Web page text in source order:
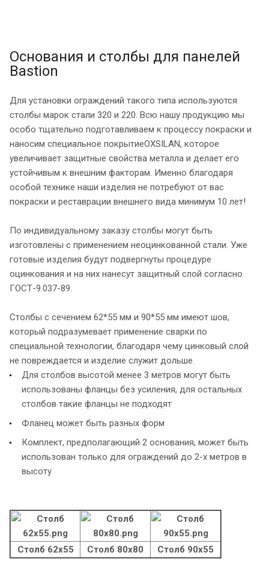
Основания и столбы для панелей
Bastion
Для установки ограждений такого типа используются
столбы марок стали 320 и 220. Всю нашу продукцию мы
особо тщательно подготавливаем к процессу покраски и
наносим специальное покрытиеOXSILAN, которое
увеличивает защитные свойства металла и делает его
устойчивым к внешним факторам. Именно благодаря
особой технике наши изделия не потребуют от вас
покраски и реставрации внешнего вида минимум 10 лет!
По индивидуальному заказу столбы могут быть
изготовлены с применением неоцинкованной стали. Уже
готовые изделия будут подвергнуты процедуре
оцинкования и на них нанесут защитный слой согласно
ГОСТ-9.037-89.
Столбы с сечением 62*55 мм и 90*55 мм имеют шов,
который подразумевает применение сварки по
специальной технологии, благодаря чему цинковый слой
не повреждается и изделие служит дольше.
Для столбов высотой менее 3 метров могут быть
использованы фланцы без усиления, для остальных
столбов такие фланцы не подходят
Фланец может быть разных форм
Комплект, предполагающий 2 основания, может быть
использован только для ограждений до 2-х метров в
высоту
Столб 62х55 Столб 80х80 Столб 90х55